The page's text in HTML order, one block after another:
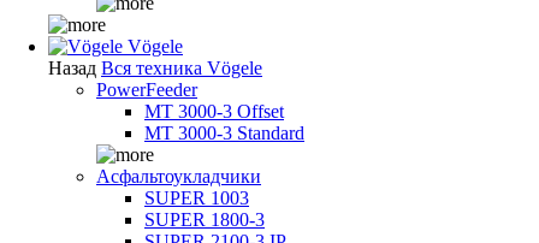
Vögele
Назад Вся техника Vögele
PowerFeeder
MT 3000-3 Offset
MT 3000-3 Standard
Асфальтоукладчики
SUPER 1003
SUPER 1800-3